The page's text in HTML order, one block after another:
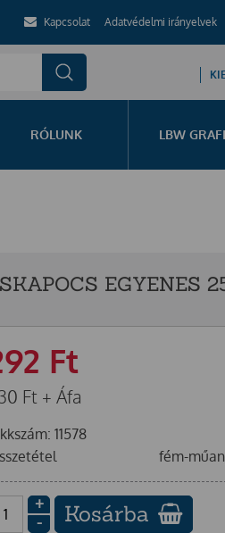
Kapcsolat Adatvédelmi irányelvek
RÓLUNK LBW
EGYENES
Ft
Ft + Áfa
11578
fém-
+
-
Kosárba